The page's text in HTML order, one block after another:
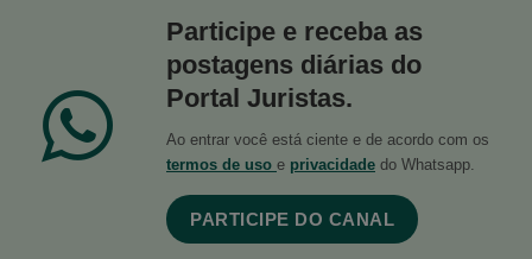
Participe e receba as
postagens diárias do
Portal Juristas.
Ao entrar você está ciente e de acordo com os
termos de uso e privacidade do Whatsapp.
PARTICIPE DO CANAL